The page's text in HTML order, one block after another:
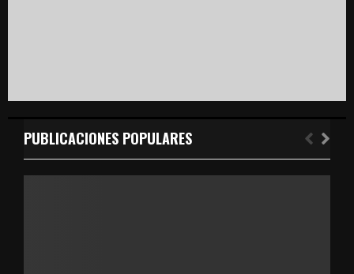
PUBLICACIONES POPULARES